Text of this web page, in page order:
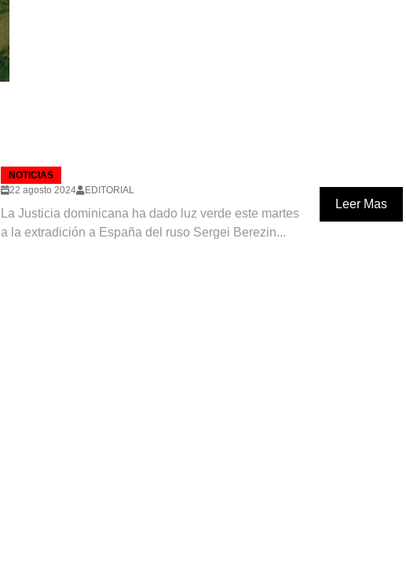
NOTICIAS
22 agosto 2024
EDITORIAL
La Justicia dominicana ha dado luz verde este martes
a la extradición a España del ruso Sergei Berezin...
Leer Mas